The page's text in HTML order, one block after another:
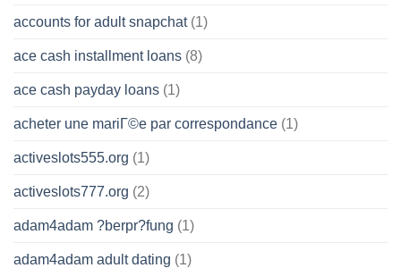
accounts for adult snapchat(1)
ace cash installment loans (8)
ace cash payday loans (1)
acheter une mariГ©e par correspondance (1)
activeslots555.org (1)
activeslots777.org (2)
adam4adam ?berpr?fung (1)
adam4adam adult dating (1)